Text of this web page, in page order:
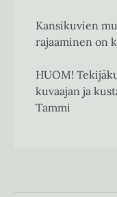
Kansikuvien
rajaaminen on
HUOM!
kuvaajan ja
Tammi